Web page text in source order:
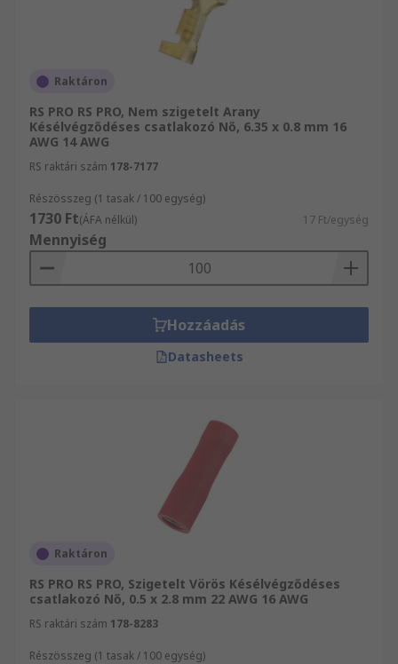
Raktáron
RS PRO RS PRO, Nem szigetelt Arany
Késélvégződéses csatlakozó Nő, 6.35 x 0.8 mm 16
AWG 14 AWG
RS raktári szám 178-7177
Részösszeg (1 tasak / 100 egység)
1730 Ft(ÁFA nélkül) 17 Ft/egység
Mennyiség
Hozzáadás
Datasheets
Raktáron
RS PRO RS PRO, Szigetelt Vörös Késélvégződéses
csatlakozó Nő, 0.5 x 2.8 mm 22 AWG 16 AWG
RS raktári szám 178-8283
Részösszeg (1 tasak / 100 egység)